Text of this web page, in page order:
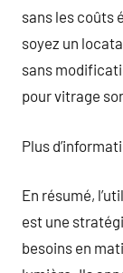
sans les coûts
soyez un
sans
pour vitrage
Plus
En résumé,
est une
besoins en